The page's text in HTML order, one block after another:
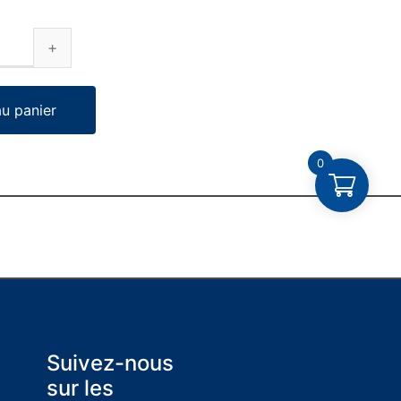
panier
Suivez-nous
sur les
0